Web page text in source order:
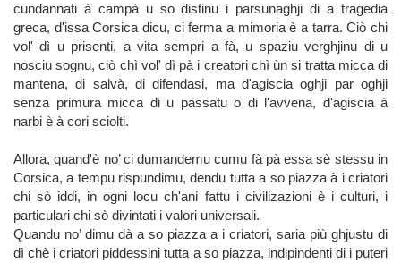
cundannati à campà u so distinu i parsunaghji di a tragedia
greca, d'issa Corsica dicu, ci ferma a mimoria è a tarra. Ciò chi
vol' dì u prisenti, a vita sempri a fà, u spaziu verghjinu di u
nosciu sognu, ciò chì vol' dì pà i creatori chì ùn si tratta micca di
mantena, di salvà, di difendasi, ma d'agiscia oghji par oghji
senza primura micca di u passatu o di l'avvena, d'agiscia à
narbi è à cori sciolti.
Allora, quand'è no’ ci dumandemu cumu fà pà essa sè stessu in
Corsica, a tempu rispundimu, dendu tutta a so piazza à i criatori
chi sò iddi, in ogni locu ch'ani fattu i civilizazioni è i culturi, i
particulari chi sò divintati i valori universali.
Quandu no’ dimu dà a so piazza a i criatori, saria più ghjustu di
dì chè i criatori piddessini tutta a so piazza, indipindenti di i puteri